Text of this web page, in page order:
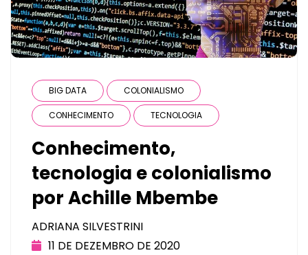
BIG DATA COLONIALISMO
CONHECIMENTO TECNOLOGIA
Conhecimento,
tecnologia e colonialismo
por Achille Mbembe
ADRIANA SILVESTRINI
11 DE DEZEMBRO DE 2020